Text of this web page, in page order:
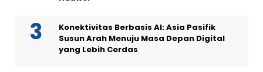
Konektivitas Berbasis AI: Asia Pasifik
Susun Arah Menuju Masa Depan Digital
yang Lebih Cerdas